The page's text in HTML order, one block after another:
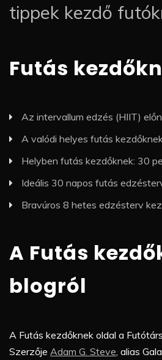
tippek kezdő
Futás
Az intervallum edzés (HIIT)
A valódi helyes futás
Helyben futás kezdőknek: 30
Ideális 30 napos futás
Bravúros 8 hetes edzésterv
A Futás
blogról
A Futás kezdőknek oldal a
Szerzője Adam G. Steve , alias